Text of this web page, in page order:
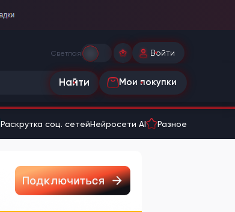
Светлая Войти
Найти Мои покупки
Раскрутка соц. сетейНейросети AI Разное